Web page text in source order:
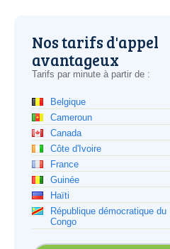
Nos tarifs d'appel
avantageux
Tarifs par minute à partir de :
Belgique
Cameroun
Canada
Côte d'Ivoire
France
Guinée
Haïti
République démocratique du
Congo